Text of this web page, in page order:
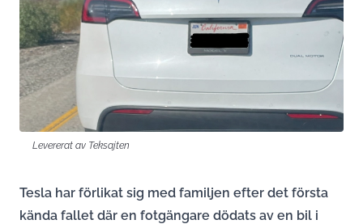
Levererat av Teksajten
Tesla har förlikat sig med familjen efter det första
kända fallet där en fotgängare dödats av en bil i